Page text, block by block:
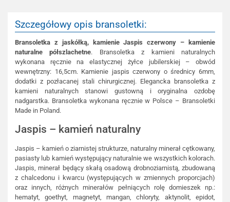
Szczegółowy opis bransoletki:
Bransoletka z jaskółką, kamienie Jaspis czerwony – kamienie
naturalne półszlachetne. Bransoletka z kamieni naturalnych
wykonana ręcznie na elastycznej żyłce jubilerskiej – obwód
wewnętrzny: 16,5cm. Kamienie jaspis czerwony o średnicy 6mm,
dodatki z pozłacanej stali chirurgicznej. Elegancka bransoletka z
kamieni naturalnych stanowi gustowną i oryginalna ozdobę
nadgarstka. Bransoletka wykonana ręcznie w Polsce – Bransoletki
Made in Poland.
Jaspis – kamień naturalny
Jaspis – kamień o ziarnistej strukturze, naturalny minerał cętkowany,
pasiasty lub kamień występujący naturalnie we wszystkich kolorach.
Jaspis, minerał będący skałą osadową drobnoziarnistą, zbudowaną
z chalcedonu i kwarcu (występujących w zmiennych proporcjach)
oraz innych, różnych minerałów pełniących rolę domieszek np.:
hematyt, goethyt, magnetyt, mangan, chloryty, aktynolit, epidot,